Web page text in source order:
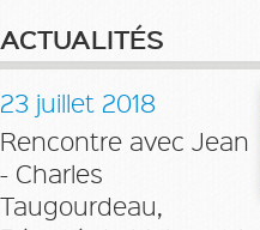
ACTUALITÉS
23 juillet 2018
Rencontre avec Jean
- Charles
Taugourdeau,